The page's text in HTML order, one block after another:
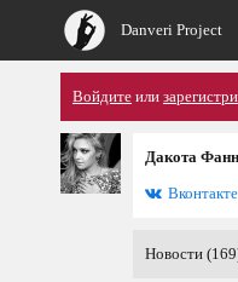
Danveri Project
Войдите или
Дакота
Вконтакте
Новости